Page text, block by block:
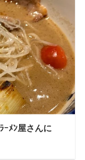
ｰﾒﾝ屋さんに